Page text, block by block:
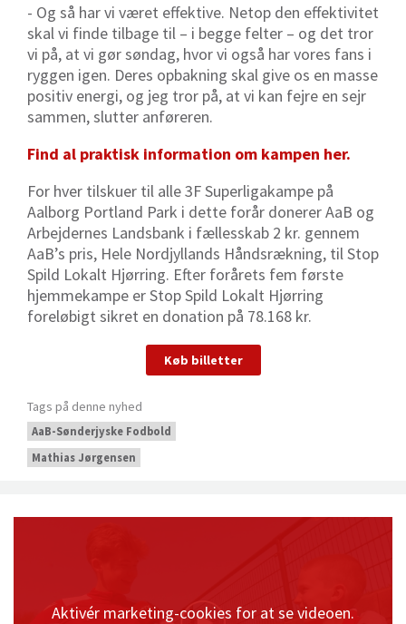
- Og så har vi været effektive. Netop den effektivitet
skal vi finde tilbage til – i begge felter – og det tror
vi på, at vi gør søndag, hvor vi også har vores fans i
ryggen igen. Deres opbakning skal give os en masse
positiv energi, og jeg tror på, at vi kan fejre en sejr
sammen, slutter anføreren.
Find al praktisk information om kampen her.
For hver tilskuer til alle 3F Superligakampe på
Aalborg Portland Park i dette forår donerer AaB og
Arbejdernes Landsbank i fællesskab 2 kr. gennem
AaB’s pris, Hele Nordjyllands Håndsrækning, til Stop
Spild Lokalt Hjørring. Efter forårets fem første
hjemmekampe er Stop Spild Lokalt Hjørring
foreløbigt sikret en donation på 78.168 kr.
Køb billetter
Tags på denne nyhed
AaB-Sønderjyske Fodbold
Mathias Jørgensen
Aktivér marketing-cookies for at se videoen.